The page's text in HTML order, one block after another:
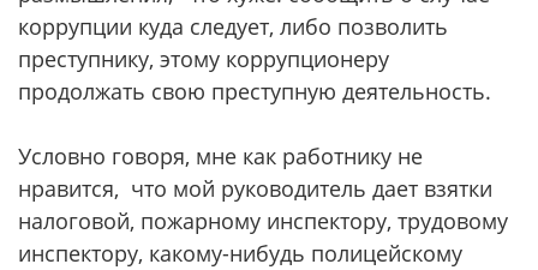
коррупции куда следует, либо позволить
преступнику, этому коррупционеру
продолжать свою преступную деятельность.
Условно говоря, мне как работнику не
нравится, что мой руководитель дает взятки
налоговой, пожарному инспектору, трудовому
инспектору, какому-нибудь полицейскому